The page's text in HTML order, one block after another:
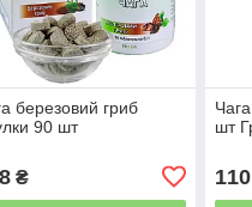
березовий гриб
90 шт
₴
шт
110